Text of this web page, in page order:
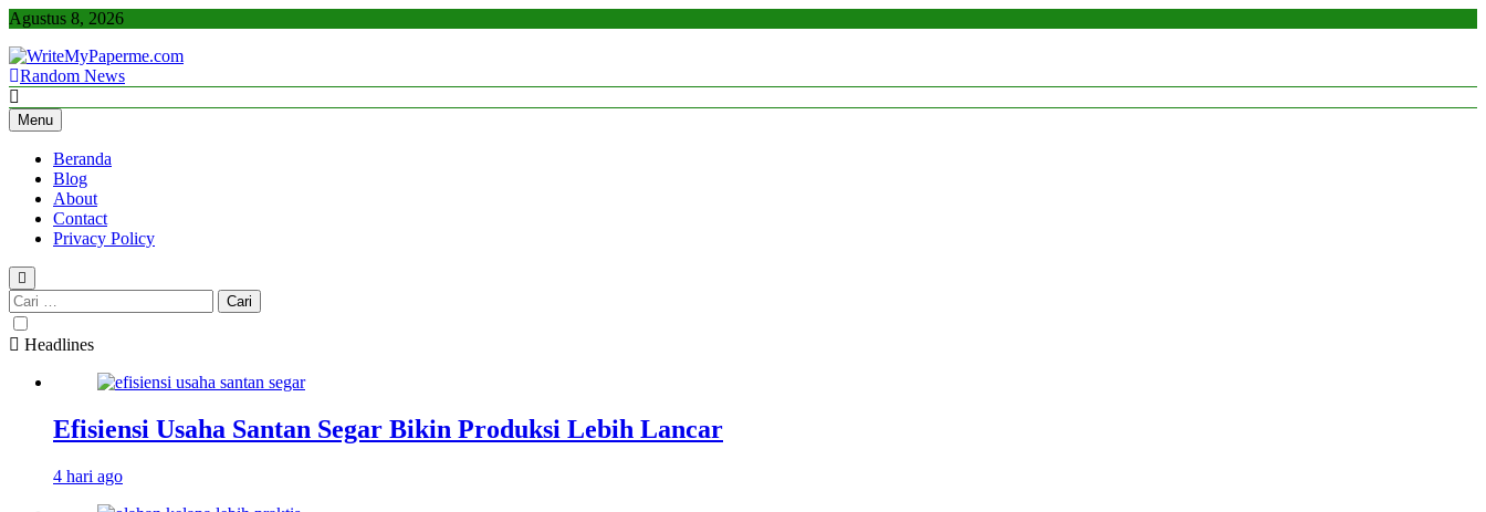
Skip
content
Agustus 8, 2026
WriteMyPaperme.com
Bisnis, Kuliner, Teknologi
Random News
Menu
Beranda
Blog
About
Contact
Privacy Policy
Cari
untuk:
Headlines
Efisiensi Usaha Santan Segar Bikin Produksi Lebih Lancar
4 hari ago